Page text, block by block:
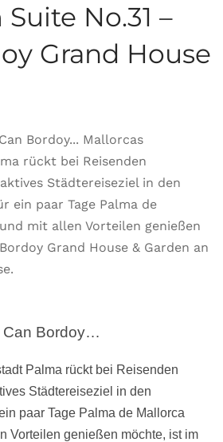
No.31 –
Grand House
Bordoy... Mallorcas
rückt bei Reisenden
Städtereiseziel in den
ein paar Tage Palma de
mit allen Vorteilen genießen
Grand House & Garden an
Can Bordoy…
Palma rückt bei Reisenden
Städtereiseziel in den
paar Tage Palma de Mallorca
Vorteilen genießen möchte, ist im